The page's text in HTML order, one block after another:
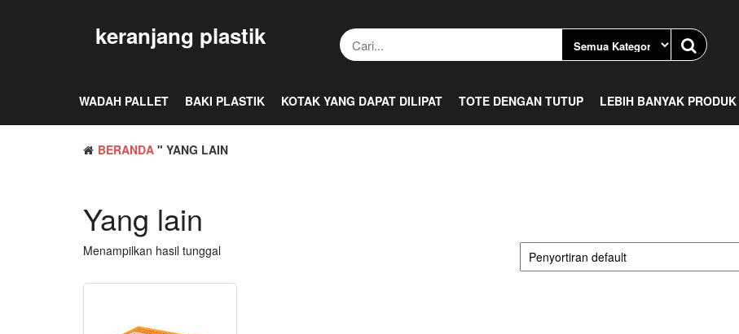
keranjang plastik
WADAH PALLET BAKI PLASTIK KOTAK YANG DAPAT DILIPAT TOTE DENGAN TUTUP LEBIH BANYAK PRODUK
BERANDA " YANG LAIN
Yang lain
Menampilkan hasil tunggal